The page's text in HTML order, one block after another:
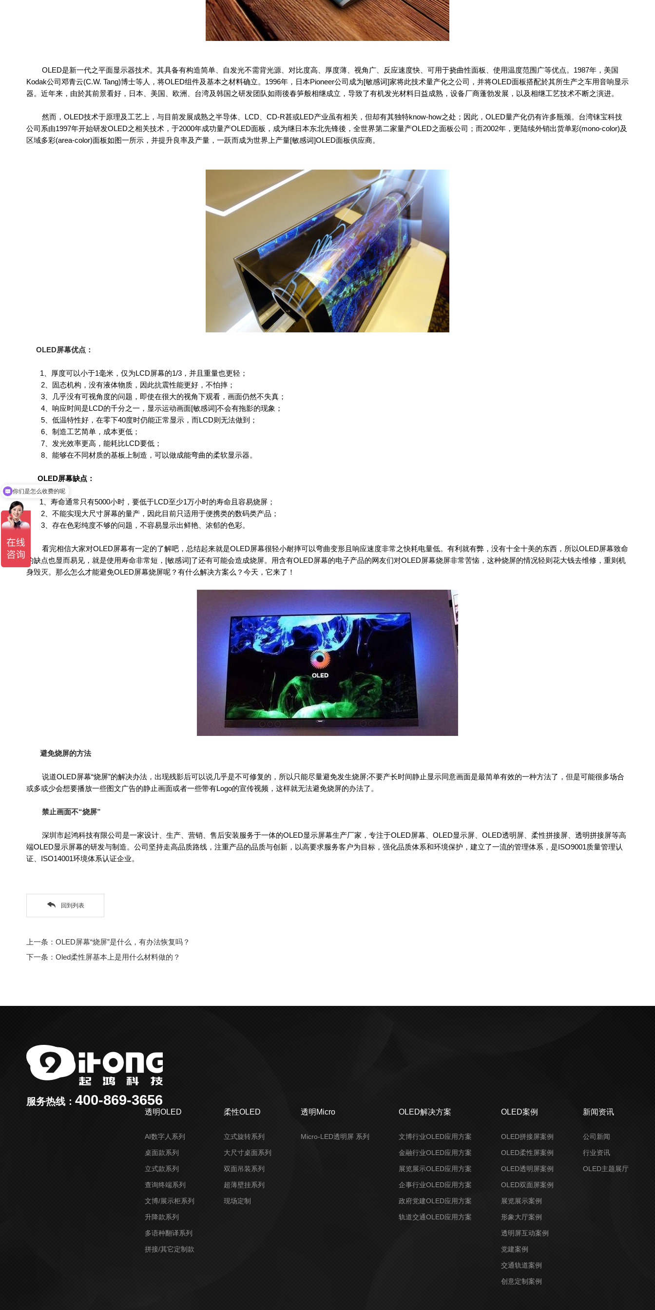
OLED是新一代之平面显示器技术。其具备有构造简单、自发光不需背光源、对比度高、厚度薄、视角广、反应速度快、可用于挠曲性面板、使用温度范围广等优点。1987年，美国
Kodak公司邓青云(C.W. Tang)博士等人，将OLED组件及基本之材料确立。1996年，日本Pioneer公司成为[敏感词]家将此技术量产化之公司，并将OLED面板搭配於其所生产之车用音响显示
器。近年来，由於其前景看好，日本、美国、欧洲、台湾及韩国之研发团队如雨後春笋般相继成立，导致了有机发光材料日益成熟，设备厂商蓬勃发展，以及相继工艺技术不断之演进。
然而，OLED技术于原理及工艺上，与目前发展成熟之半导体、LCD、CD-R甚或LED产业虽有相关，但却有其独特know-how之处；因此，OLED量产化仍有许多瓶颈。台湾铼宝科技
公司系由1997年开始研发OLED之相关技术，于2000年成功量产OLED面板，成为继日本东北先锋後，全世界第二家量产OLED之面板公司；而2002年，更陆续外销出货单彩(mono-color)及
区域多彩(area-color)面板如图一所示，并提升良率及产量，一跃而成为世界上产量[敏感词]OLED面板供应商。
OLED屏幕优点：
1、厚度可以小于1毫米，仅为LCD屏幕的1/3，并且重量也更轻；
2、固态机构，没有液体物质，因此抗震性能更好，不怕摔；
3、几乎没有可视角度的问题，即使在很大的视角下观看，画面仍然不失真；
4、响应时间是LCD的千分之一，显示运动画面[敏感词]不会有拖影的现象；
5、低温特性好，在零下40度时仍能正常显示，而LCD则无法做到；
6、制造工艺简单，成本更低；
7、发光效率更高，能耗比LCD要低；
8、能够在不同材质的基板上制造，可以做成能弯曲的柔软显示器。
OLED屏幕缺点：
1、寿命通常只有5000小时，要低于LCD至少1万小时的寿命且容易烧屏；
2、不能实现大尺寸屏幕的量产，因此目前只适用于便携类的数码类产品；
3、存在色彩纯度不够的问题，不容易显示出鲜艳、浓郁的色彩。
看完相信大家对OLED屏幕有一定的了解吧，总结起来就是OLED屏幕很轻小耐摔可以弯曲变形且响应速度非常之快耗电量低。有利就有弊，没有十全十美的东西，所以OLED屏幕致命
的缺点也显而易见，就是使用寿命非常短，[敏感词]了还有可能会造成烧屏。用含有OLED屏幕的电子产品的网友们对OLED屏幕烧屏非常苦恼，这种烧屏的情况轻则花大钱去维修，重则机
身毁灭。那么怎么才能避免OLED屏幕烧屏呢？有什么解决方案么？今天，它来了！
避免烧屏的方法
说道OLED屏幕“烧屏”的解决办法，出现残影后可以说几乎是不可修复的，所以只能尽量避免发生烧屏;不要产长时间静止显示同意画面是最简单有效的一种方法了，但是可能很多场合
或多或少会想要播放一些图文广告的静止画面或者一些带有Logo的宣传视频，这样就无法避免烧屏的办法了。
禁止画面不“烧屏”
深圳市起鸿科技有限公司是一家设计、生产、营销、售后安装服务于一体的OLED显示屏幕生产厂家，专注于OLED屏幕、OLED显示屏、OLED透明屏、柔性拼接屏、透明拼接屏等高
端OLED显示屏幕的研发与制造。公司坚持走高品质路线，注重产品的品质与创新，以高要求服务客户为目标，强化品质体系和环境保护，建立了一流的管理体系，是ISO9001质量管理认
证、ISO14001环境体系认证企业。
回到列表
上一条：OLED屏幕“烧屏”是什么，有办法恢复吗？
下一条：Oled柔性屏基本上是用什么材料做的？
服务热线： 400-869-3656
透明OLED
AI数字人系列
桌面款系列
立式款系列
查询终端系列
文博/展示柜系列
升降款系列
多语种翻译系列
拼接/其它定制款
柔性OLED
立式旋转系列
大尺寸桌面系列
双面吊装系列
超薄壁挂系列
现场定制
透明Micro
Micro-LED透明屏 系列
OLED解决方案
文博行业OLED应用方案
金融行业OLED应用方案
展览展示OLED应用方案
企事行业OLED应用方案
政府党建OLED应用方案
轨道交通OLED应用方案
OLED案例
OLED拼接屏案例
OLED柔性屏案例
OLED透明屏案例
OLED双面屏案例
展览展示案例
形象大厅案例
透明屏互动案例
党建案例
交通轨道案例
创意定制案例
新闻资讯
公司新闻
行业资讯
OLED主题展厅
你们是怎么收费的呢